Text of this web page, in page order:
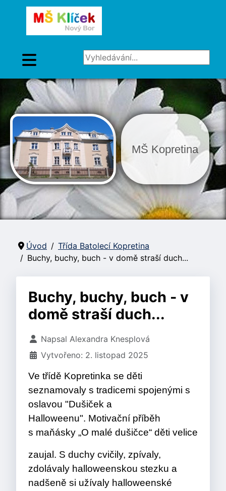
Vyhledávání...
MŠ Kopretina
Úvod
Třída Batolecí Kopretina
Buchy, buchy, buch - v domě straší duch...
Buchy, buchy, buch - v
domě straší duch...
Základní údaje
Napsal Alexandra Knesplová
Vytvořeno: 2. listopad 2025
Ve třídě Kopretinka se děti
seznamovaly s tradicemi spojenými s
oslavou "Dušiček a
Halloweenu". Motivační příběh
s maňásky „O malé dušičce“ děti velice
zaujal. S duchy cvičily, zpívaly,
zdolávaly halloweenskou stezku a
nadšeně si užívaly halloweenské